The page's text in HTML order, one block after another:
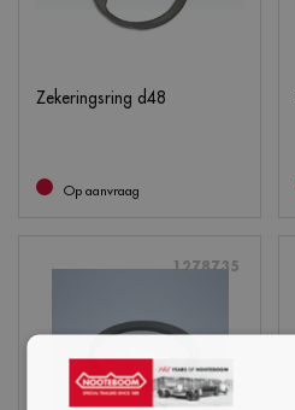
Zekeringsring d48
Op aanvraag
1278735